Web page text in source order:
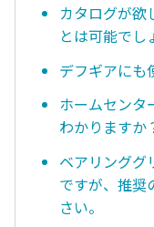
カタログが欲
とは可能でし
デフギアにも
ホームセンタ
わかりますか
ベアリンググ
ですが、推奨
さい。